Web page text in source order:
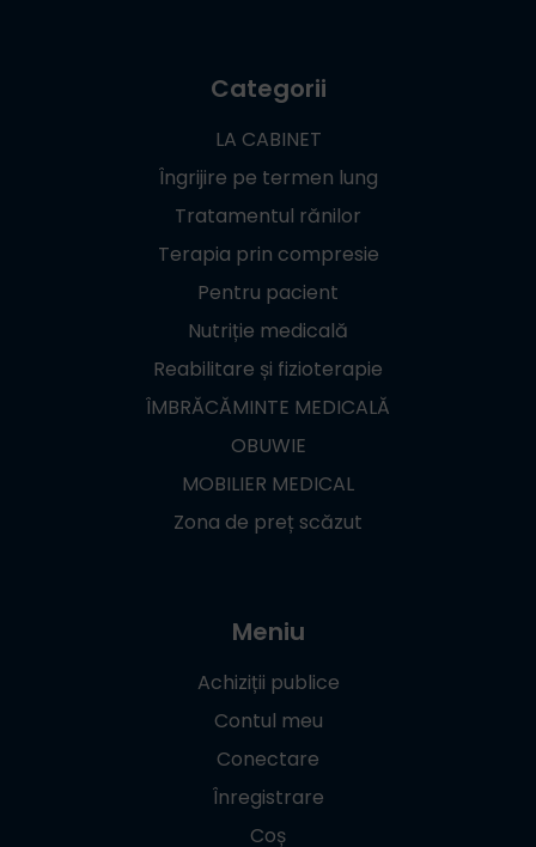
Categorii
LA CABINET
Îngrijire pe termen lung
Tratamentul rănilor
Terapia prin compresie
Pentru pacient
Nutriție medicală
Reabilitare și fizioterapie
ÎMBRĂCĂMINTE MEDICALĂ
OBUWIE
MOBILIER MEDICAL
Zona de preț scăzut
Meniu
Achiziții publice
Contul meu
Conectare
Înregistrare
Coș